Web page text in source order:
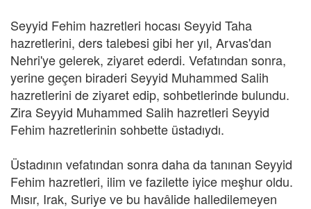
Seyyid Fehim hazretleri hocası Seyyid Taha
hazretlerini, ders talebesi gibi her yıl, Arvas'dan
Nehri'ye gelerek, ziyaret ederdi. Vefatından sonra,
yerine geçen biraderi Seyyid Muhammed Salih
hazretlerini de ziyaret edip, sohbetlerinde bulundu.
Zira Seyyid Muhammed Salih hazretleri Seyyid
Fehim hazretlerinin sohbette üstadıydı.
Üstadının vefatından sonra daha da tanınan Seyyid
Fehim hazretleri, ilim ve fazilette iyice meşhur oldu.
Mısır, Irak, Suriye ve bu havâlide halledilemeyen